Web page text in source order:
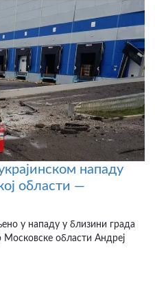
нападу
области —
у нападу у близини града
Московске области Андреј